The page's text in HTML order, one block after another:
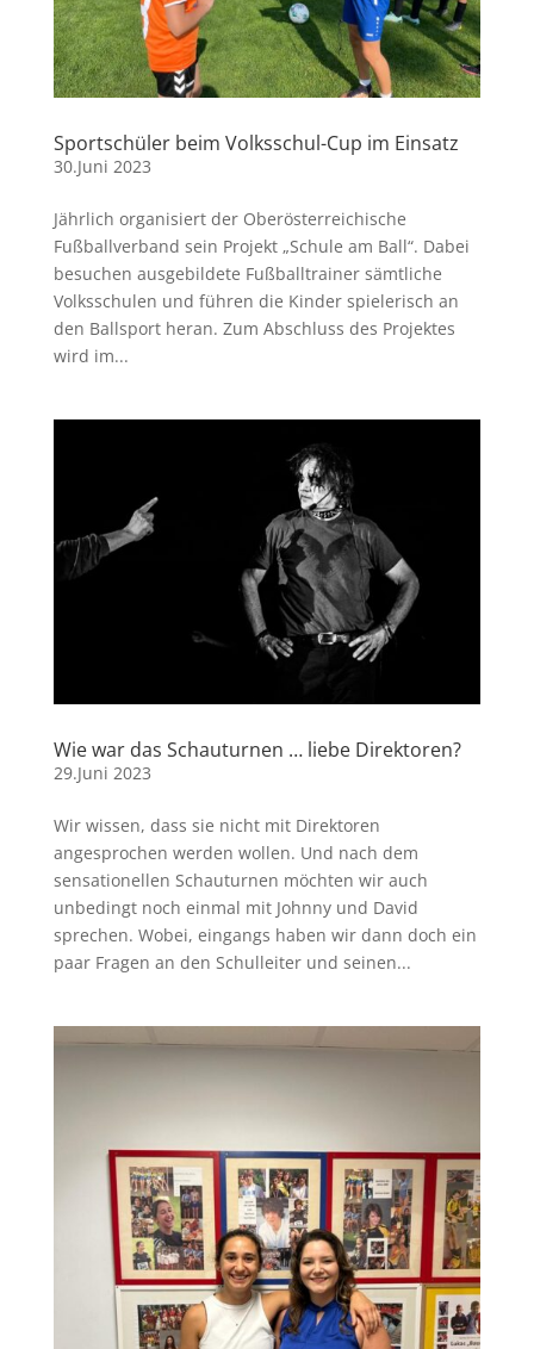
Sportschüler beim Volksschul-Cup im Einsatz
30.Juni 2023
Jährlich organisiert der Oberösterreichische
Fußballverband sein Projekt „Schule am Ball“. Dabei
besuchen ausgebildete Fußballtrainer sämtliche
Volksschulen und führen die Kinder spielerisch an
den Ballsport heran. Zum Abschluss des Projektes
wird im...
Wie war das Schauturnen … liebe Direktoren?
29.Juni 2023
Wir wissen, dass sie nicht mit Direktoren
angesprochen werden wollen. Und nach dem
sensationellen Schauturnen möchten wir auch
unbedingt noch einmal mit Johnny und David
sprechen. Wobei, eingangs haben wir dann doch ein
paar Fragen an den Schulleiter und seinen...